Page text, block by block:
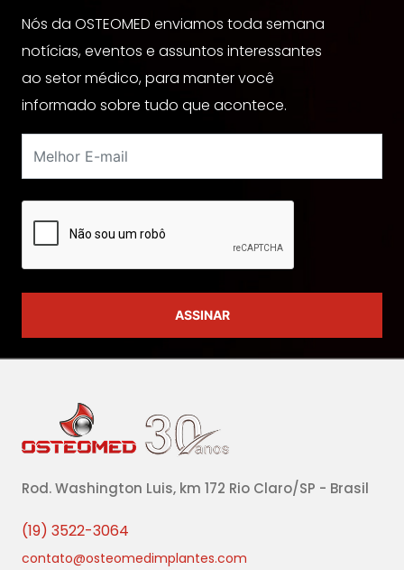
Nós da OSTEOMED enviamos toda semana
notícias, eventos e assuntos interessantes
ao setor médico, para manter você
informado sobre tudo que acontece.
Rod. Washington Luis, km 172 Rio Claro/SP - Brasil
(19) 3522-3064
contato@osteomedimplantes.com